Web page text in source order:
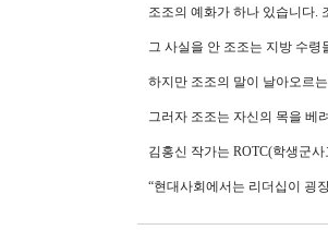
조조의 예화가 하나 있습니다.
그 사실을 안 조조는 지방 수
하지만 조조의 말이 날아오르
그러자 조조는 자신의 목을 베
김홍신 작가는 ROTC(학생군
“현대사회에서는 리더십이 굉